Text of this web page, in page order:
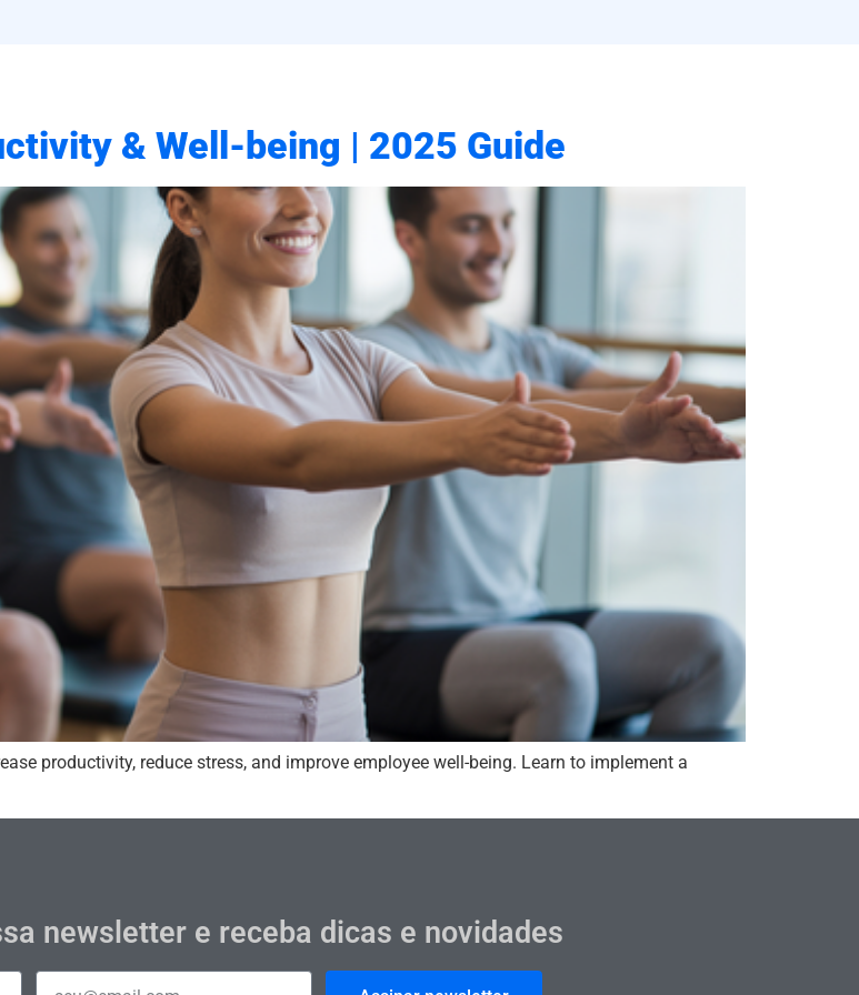
& Well-being | 2025 Guide
productivity, reduce stress, and improve employee well-being. Learn to implement a
newsletter e receba dicas e novidades